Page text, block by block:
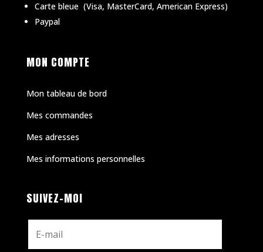
Carte bleue (Visa, MasterCard, American Express)
Paypal
MON COMPTE
Mon tableau de bord
Mes commandes
Mes adresses
Mes informations personnelles
SUIVEZ-MOI